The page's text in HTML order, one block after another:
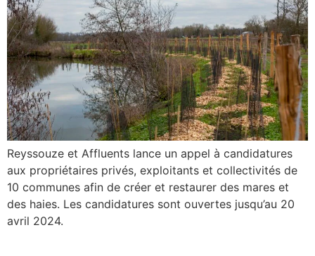
Reyssouze et Affluents lance un appel à candidatures
aux propriétaires privés, exploitants et collectivités de
10 communes afin de créer et restaurer des mares et
des haies. Les candidatures sont ouvertes jusqu’au 20
avril 2024.